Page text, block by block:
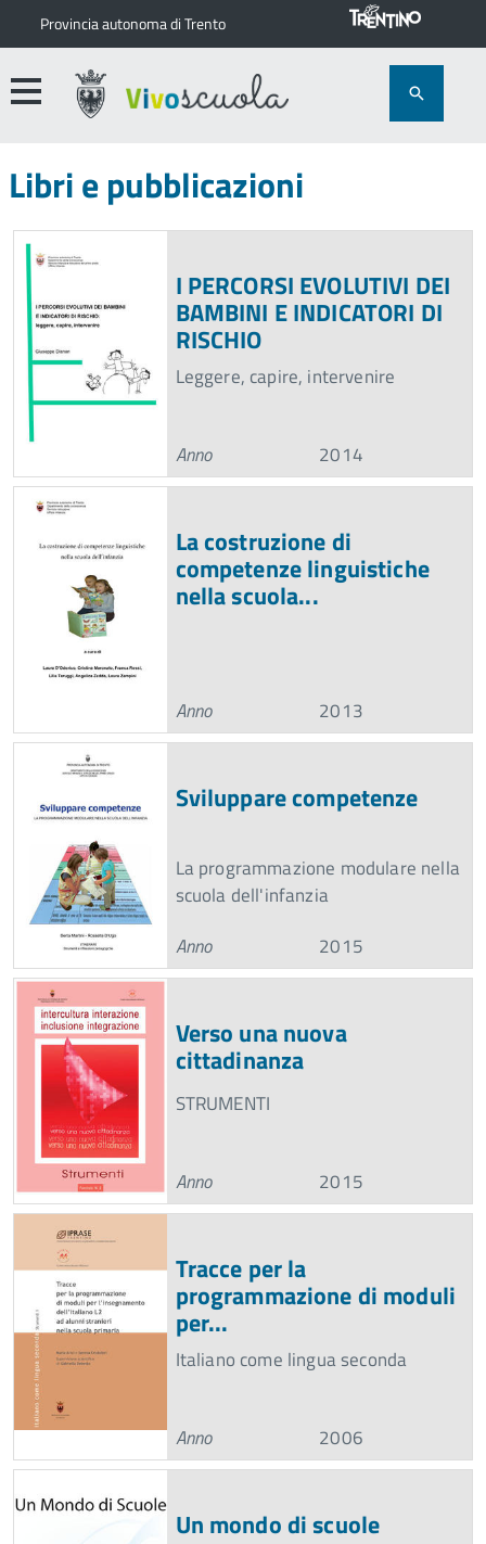
Provincia autonoma di Trento
Libri e pubblicazioni
I PERCORSI EVOLUTIVI DEI
BAMBINI E INDICATORI DI
RISCHIO
Leggere, capire, intervenire
Anno 2014
La costruzione di
competenze linguistiche
nella scuola...
Anno 2013
Sviluppare competenze
La programmazione modulare nella
scuola dell'infanzia
Anno
2015
Verso una nuova
cittadinanza
STRUMENTI
Anno 2015
Tracce per la
programmazione di moduli
per...
Italiano come lingua seconda
Anno 2006
Un mondo di scuole